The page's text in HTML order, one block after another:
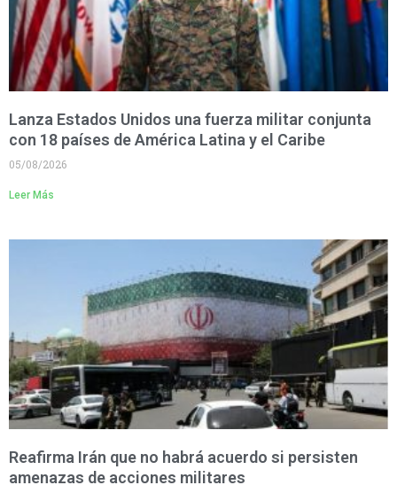
Lanza Estados Unidos una fuerza militar conjunta
con 18 países de América Latina y el Caribe
05/08/2026
Leer Más
Reafirma Irán que no habrá acuerdo si persisten
amenazas de acciones militares